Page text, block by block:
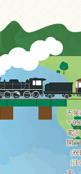
五泉
〒
電話
開庁
（
（
す。